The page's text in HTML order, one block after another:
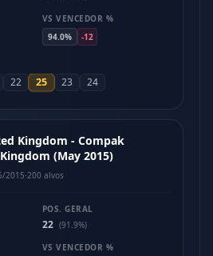
VS VENCEDOR %
94.0%
-12
22 25 23 24
Kingdom - Compak
(May 2015)
2015·200 alvos
POS. GERAL
22 (91.9%)
VS VENCEDOR %